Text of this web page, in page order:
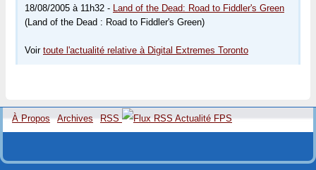
18/08/2005 à 11h32 - Land of the Dead: Road to Fiddler's Green
(Land of the Dead : Road to Fiddler's Green)
Voir toute l'actualité relative à Digital Extremes Toronto
À Propos Archives RSS